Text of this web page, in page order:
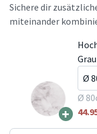
Sichere dir
miteinander
+
Grau
Ø